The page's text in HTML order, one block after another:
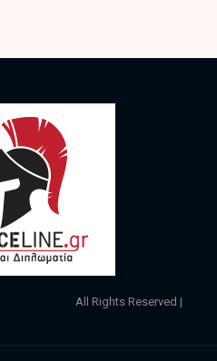
All Rights Reserved |